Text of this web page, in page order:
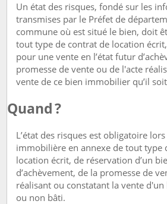
Un état des risques, fondé sur les
transmises par le Préfet de
commune où est situé le bien, doit
tout type de contrat de location
pour une vente en l’état futur
promesse de vente ou de l'acte
vente de ce bien immobilier qu’il
Quand ?
L’état des risques est obligatoire
immobilière en annexe de tout type
location écrit, de réservation d’un
d’achèvement, de la promesse de
réalisant ou constatant la vente
ou non bâti.